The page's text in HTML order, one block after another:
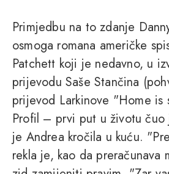
Primjedbu na to zdanje
osmoga romana američke
Patchett koji je nedavno, u
prijevodu Saše Stančina
prijevod Larkinove "Home is
Profil – prvi put u životu čuo
je Andrea kročila u kuću.
rekla je, kao da preračunava